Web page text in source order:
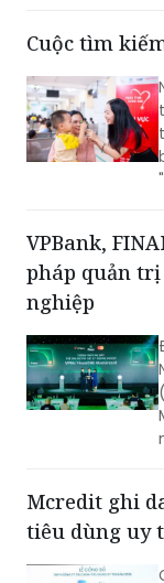
Cuộc tìm
VPBank,
pháp quản trị
nghiệp